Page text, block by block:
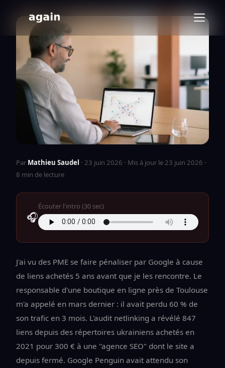
Par Mathieu Saudel · 23 juin 2026 · Mis à jour le 23 juin 2026 ·
8 min de lecture
🎧
Écouter l'intro (30 sec)
J'ai vu des PME se faire pénaliser par Google à cause
de liens achetés 5 ans avant que je les rencontre. Le
responsable d'une boutique en ligne près de Toulouse
m'a appelé en mars dernier : il avait perdu 60 % de
son trafic en 3 mois. L'audit netlinking a révélé 847
liens depuis des répertoires ukrainiens achetés en
2021 pour 300 € à une "agence SEO" dont le site a
depuis fermé. Google Penguin avait attendu son